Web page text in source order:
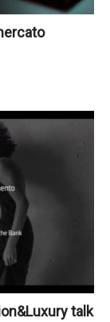
talk